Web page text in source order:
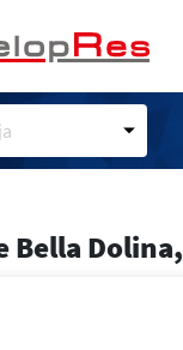
Bella Dolina,